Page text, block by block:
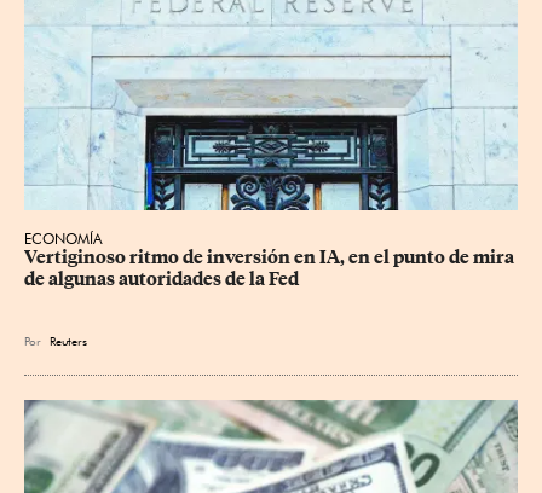
ECONOMÍA
Vertiginoso ritmo de inversión en IA, en el punto de mira
de algunas autoridades de la Fed
Por Reuters